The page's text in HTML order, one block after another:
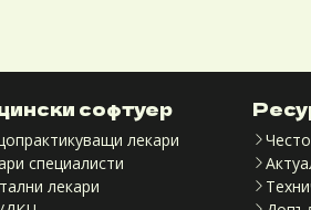
софтуер
лекари
специалисти
лекари